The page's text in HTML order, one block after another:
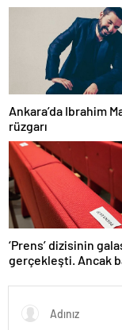
Ankara’da Ibrahim
rüzgarı
‘Prens’ dizisinin
gerçekleşti. Ancak